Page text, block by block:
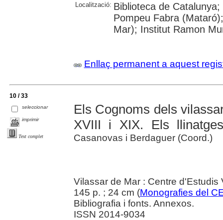
Localització: Biblioteca de
Pompeu Fabra
Mar); Institut Ramon
Enllaç permanent a aquest
10 / 33
seleccionar
imprimir
Text complet
Els Cognoms dels
XVIII i XIX. Els
Casanovas i Berdaguer (Coord.)
Vilassar de Mar : Centre d'Estudis
145 p. ; 24 cm (Monografies del
Bibliografia i fonts. Annexos.
ISSN 2014-9034